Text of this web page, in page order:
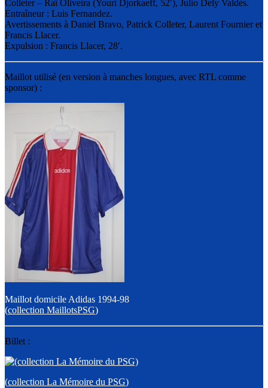
Colleter – Raï Oliveira (Youri Djorkaeff, 52′), Julio Dely Valdés.
Entraîneur : Luis Fernandez.
Avertissements à Daniel Bravo, Patrick Colleter, Laurent Fournier et
Francis Llacer.
Expulsion : Francis Llacer, 28′.
Maillot utilisé (en version à manches longues, avec RTL comme
sponsor) :
Maillot domicile Adidas 1994-98
(collection MaillotsPSG)
Billet :
(collection La Mémoire du PSG)